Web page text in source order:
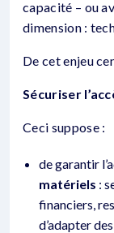
capacité – ou
dimension :
De cet enjeu
Sécuriser
Ceci suppose :
de garantir
matériels :
financiers,
d’adapter